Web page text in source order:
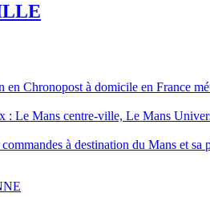
Chronopost à domicile en France
: Le Mans centre-ville, Le Mans
à destination du Mans et sa